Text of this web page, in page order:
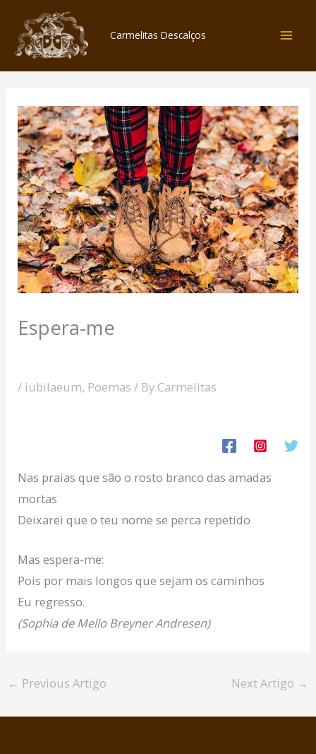
content
Carmelitas Descalços
Espera-me
/ iubilaeum, Poemas / By Carmelitas
Nas praias que são o rosto branco das amadas
mortas
Deixarei que o teu nome se perca repetido
Mas espera-me:
Pois por mais longos que sejam os caminhos
Eu regresso.
(Sophia de Mello Breyner Andresen)
← Previous Artigo Next Artigo →